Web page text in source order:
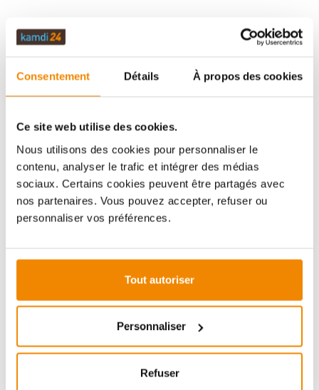
Consentement Détails À propos des cookies
Ce site web utilise des cookies.
Nous utilisons des cookies pour personnaliser le
contenu, analyser le trafic et intégrer des médias
sociaux. Certains cookies peuvent être partagés avec
nos partenaires. Vous pouvez accepter, refuser ou
personnaliser vos préférences.
Tout autoriser
Personnaliser
Refuser
DESCRIPTION
ÉVALUATIONS (0)
INFORMATIONS IMPORTANTES
Imprimer la fiche article Question sur l’article
ANDERE INTERESSIERTEN SICH AUCH